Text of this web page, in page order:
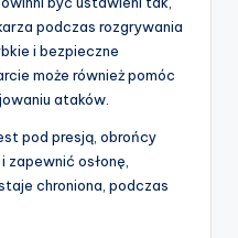
podczas rozgrywania
i bezpieczne
może również pomóc
ataków.
pod presją, obrońcy
osłonę,
chroniona, podczas